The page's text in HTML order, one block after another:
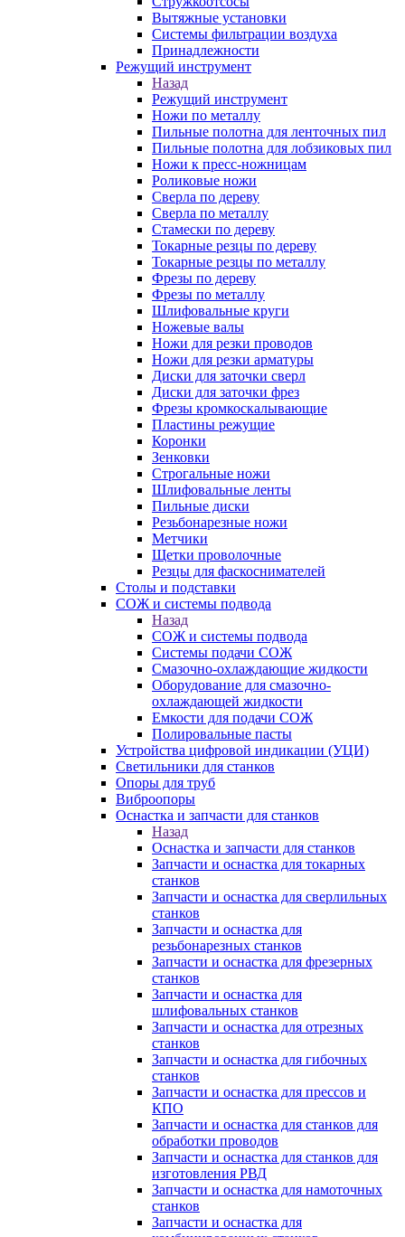
Вытяжные установки
Системы фильтрации воздуха
Принадлежности
Режущий инструмент
Назад
Режущий инструмент
Ножи по металлу
Пильные полотна для ленточных пил
Пильные полотна для лобзиковых пил
Ножи к пресс-ножницам
Роликовые ножи
Сверла по дереву
Сверла по металлу
Стамески по дереву
Токарные резцы по дереву
Токарные резцы по металлу
Фрезы по дереву
Фрезы по металлу
Шлифовальные круги
Ножевые валы
Ножи для резки проводов
Ножи для резки арматуры
Диски для заточки сверл
Диски для заточки фрез
Фрезы кромкоскалывающие
Пластины режущие
Коронки
Зенковки
Строгальные ножи
Шлифовальные ленты
Пильные диски
Резьбонарезные ножи
Метчики
Щетки проволочные
Резцы для фаскоснимателей
Столы и подставки
СОЖ и системы подвода
Назад
СОЖ и системы подвода
Системы подачи СОЖ
Смазочно-охлаждающие жидкости
Оборудование для смазочно-
охлаждающей жидкости
Емкости для подачи СОЖ
Полировальные пасты
Устройства цифровой индикации (УЦИ)
Светильники для станков
Опоры для труб
Виброопоры
Оснастка и запчасти для станков
Назад
Оснастка и запчасти для станков
Запчасти и оснастка для токарных
станков
Запчасти и оснастка для сверлильных
станков
Запчасти и оснастка для
резьбонарезных станков
Запчасти и оснастка для фрезерных
станков
Запчасти и оснастка для
шлифовальных станков
Запчасти и оснастка для отрезных
станков
Запчасти и оснастка для гибочных
станков
Запчасти и оснастка для прессов и
КПО
Запчасти и оснастка для станков для
обработки проводов
Запчасти и оснастка для станков для
изготовления РВД
Запчасти и оснастка для намоточных
станков
Запчасти и оснастка для